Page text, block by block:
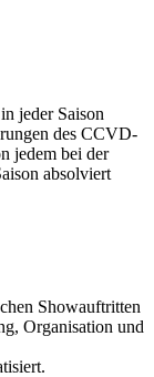
jeder Saison
des CCVD-
jedem bei der
absolviert
Showauftritten
Organisation und